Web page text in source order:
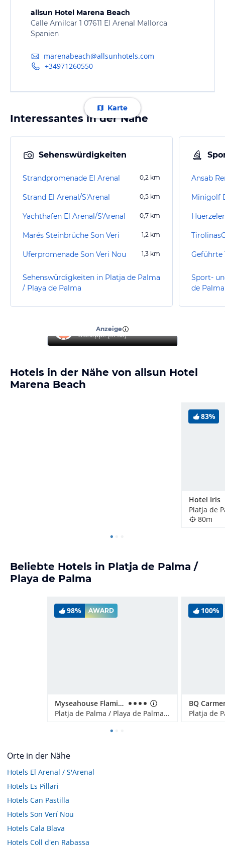
allsun Hotel Marena Beach
Calle Amilcar 1 07611 El Arenal Mallorca
Spanien
marenabeach@allsunhotels.com
+34971260550
Karte
Interessantes in der Nähe
Sehenswürdigkeiten
Strandpromenade El Arenal 0,2 km
Strand El Arenal/S'Arenal 0,5 km
Yachthafen El Arenal/S'Arenal 0,7 km
Marés Steinbrüche Son Veri 1,2 km
Uferpromenade Son Veri Nou 1,3 km
Sehenswürdigkeiten in Platja de Palma
/ Playa de Palma
Ansab
Minigolf
Sport-
de
Anzeige
Giuseppe (51-55)
Hotels in der Nähe von allsun Hotel
Marena Beach
83%
Hotel Iris
80m
Beliebte Hotels in Platja de Palma /
Playa de Palma
98% AWARD
Myseahouse Flamingo - Adults only
Platja de Palma / Playa de Palma, Spanien
100%
Orte in der Nähe
Hotels El Arenal / S'Arenal
Hotels Es Pillari
Hotels Can Pastilla
Hotels Son Verí Nou
Hotels Cala Blava
Hotels Coll d'en Rabassa